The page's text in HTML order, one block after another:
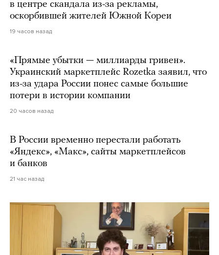
в центре скандала из-за рекламы,
оскорбившей жителей Южной Кореи
19 часов назад
«Прямые убытки — миллиарды гривен».
Украинский маркетплейс Rozetka заявил, что
из-за удара России понес самые большие
потери в истории компании
20 часов назад
В России временно перестали работать
«Яндекс», «Макс», сайты маркетплейсов
и банков
21 час назад